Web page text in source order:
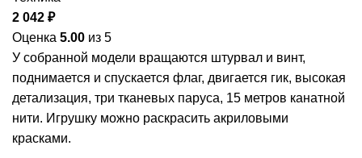
2 042 ₽
Оценка 5.00 из 5
У собранной модели вращаются штурвал и винт,
поднимается и спускается флаг, двигается гик, высокая
детализация, три тканевых паруса, 15 метров канатной
нити. Игрушку можно раскрасить акриловыми
красками.